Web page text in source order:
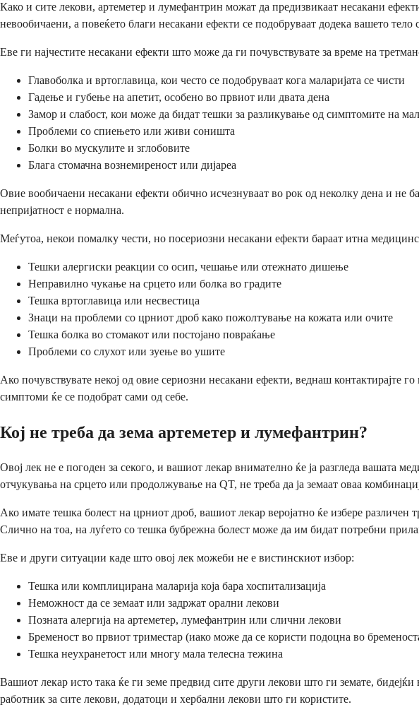
Како и сите лекови, артеметер и лумефантрин можат да предизвикаат несакани
невообичаени, а повеќето благи несакани ефекти се подобруваат додека вашето
Еве ги најчестите несакани ефекти што може да ги почувствувате за време на
Главоболка и вртоглавица, кои често се подобруваат кога маларијата се чисти
Гадење и губење на апетит, особено во првиот или двата дена
Замор и слабост, кои може да бидат тешки за разликување од симптомите на
Проблеми со спиењето или живи соништа
Болки во мускулите и зглобовите
Блага стомачна вознемиреност или дијареа
Овие вообичаени несакани ефекти обично исчезнуваат во рок од неколку дена и не
непријатност е нормална.
Меѓутоа, некои помалку чести, но посериозни несакани ефекти бараат итна
Тешки алергиски реакции со осип, чешање или отежнато дишење
Неправилно чукање на срцето или болка во градите
Тешка вртоглавица или несвестица
Знаци на проблеми со црниот дроб како пожолтување на кожата или очите
Тешка болка во стомакот или постојано повраќање
Проблеми со слухот или зуење во ушите
Ако почувствувате некој од овие сериозни несакани ефекти, веднаш контактирајте
симптоми ќе се подобрат сами од себе.
Кој не треба да зема артеметер и лумефантрин?
Овој лек не е погоден за секого, и вашиот лекар внимателно ќе ја разгледа вашата
отчукувања на срцето или продолжување на QT, не треба да ја земаат оваа
Ако имате тешка болест на црниот дроб, вашиот лекар веројатно ќе избере
Слично на тоа, на луѓето со тешка бубрежна болест може да им бидат потребни
Еве и други ситуации каде што овој лек можеби не е вистинскиот избор:
Тешка или комплицирана маларија која бара хоспитализација
Неможност да се земаат или задржат орални лекови
Позната алергија на артеметер, лумефантрин или слични лекови
Бременост во првиот триместар (иако може да се користи подоцна во
Тешка неухранетост или многу мала телесна тежина
Вашиот лекар исто така ќе ги земе предвид сите други лекови што ги земате,
работник за сите лекови, додатоци и хербални лекови што ги користите.